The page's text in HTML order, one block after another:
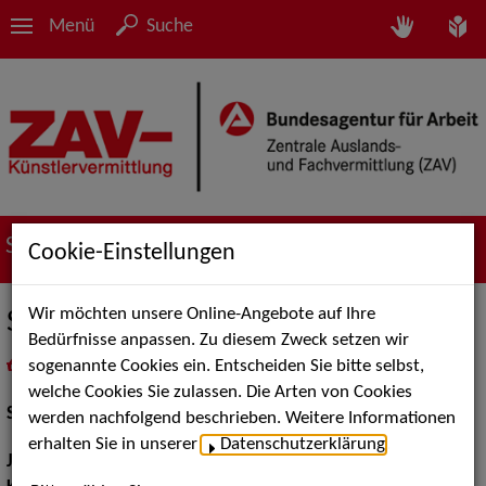
Menü Suche
Suche nach Künstler*innen
Sabine Krack
als PDF speichern
inMeine Merklistelegen
Schauspiel:Bühne, Film und TV
Jahrgang:
Cookie-Einstellungen
Wir möchten unsere Online-Angebote auf Ihre
Bedürfnisse anpassen. Zu diesem Zweck setzen wir
sogenannte Cookies ein. Entscheiden Sie bitte selbst,
welche Cookies Sie zulassen. Die Arten von Cookies
werden nachfolgend beschrieben. Weitere Informationen
erhalten Sie in unserer
Datenschutzerklärung